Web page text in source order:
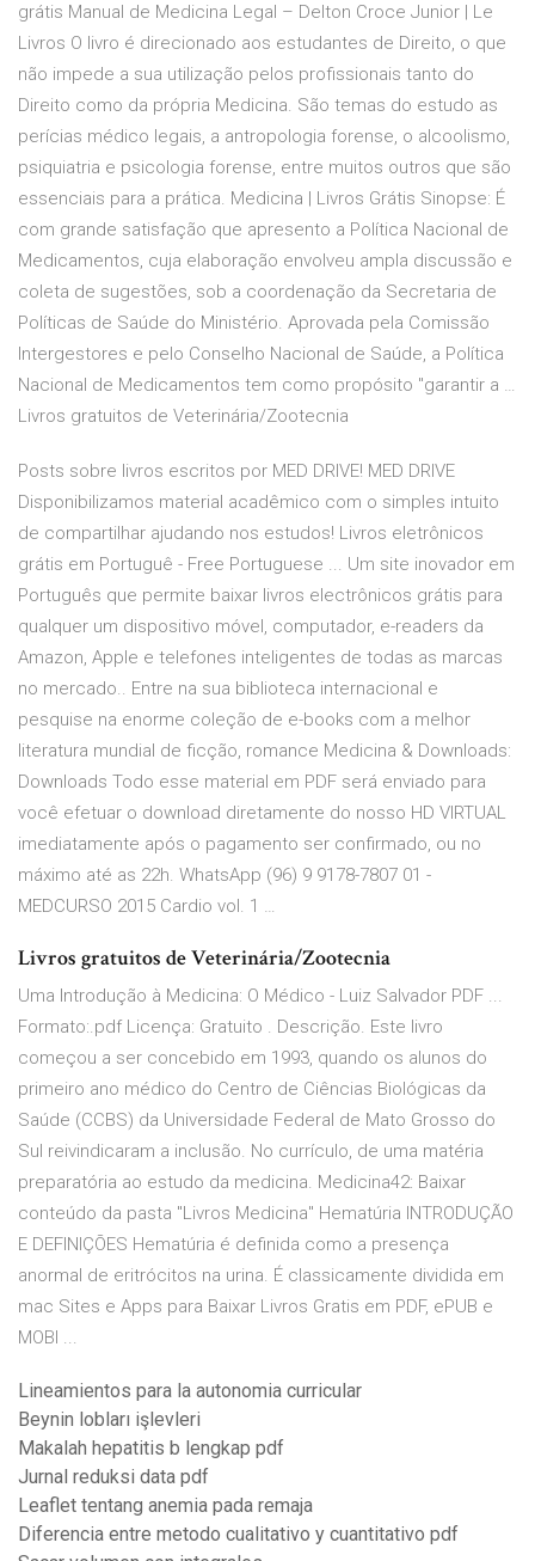
grátis Manual de Medicina Legal – Delton Croce Junior | Le
Livros O livro é direcionado aos estudantes de Direito, o que
não impede a sua utilização pelos profissionais tanto do
Direito como da própria Medicina. São temas do estudo as
perícias médico legais, a antropologia forense, o alcoolismo,
psiquiatria e psicologia forense, entre muitos outros que são
essenciais para a prática. Medicina | Livros Grátis Sinopse: É
com grande satisfação que apresento a Política Nacional de
Medicamentos, cuja elaboração envolveu ampla discussão e
coleta de sugestões, sob a coordenação da Secretaria de
Políticas de Saúde do Ministério. Aprovada pela Comissão
Intergestores e pelo Conselho Nacional de Saúde, a Política
Nacional de Medicamentos tem como propósito "garantir a …
Livros gratuitos de Veterinária/Zootecnia
Posts sobre livros escritos por MED DRIVE! MED DRIVE
Disponibilizamos material acadêmico com o simples intuito
de compartilhar ajudando nos estudos! Livros eletrônicos
grátis em Portuguê - Free Portuguese ... Um site inovador em
Português que permite baixar livros electrônicos grátis para
qualquer um dispositivo móvel, computador, e-readers da
Amazon, Apple e telefones inteligentes de todas as marcas
no mercado.. Entre na sua biblioteca internacional e
pesquise na enorme coleção de e-books com a melhor
literatura mundial de ficção, romance Medicina & Downloads:
Downloads Todo esse material em PDF será enviado para
você efetuar o download diretamente do nosso HD VIRTUAL
imediatamente após o pagamento ser confirmado, ou no
máximo até as 22h. WhatsApp (96) 9 9178-7807 01 -
MEDCURSO 2015 Cardio vol. 1 …
Livros gratuitos de Veterinária/Zootecnia
Uma Introdução à Medicina: O Médico - Luiz Salvador PDF ...
Formato:.pdf Licença: Gratuito . Descrição. Este livro
começou a ser concebido em 1993, quando os alunos do
primeiro ano médico do Centro de Ciências Biológicas da
Saúde (CCBS) da Universidade Federal de Mato Grosso do
Sul reivindicaram a inclusão. No currículo, de uma matéria
preparatória ao estudo da medicina. Medicina42: Baixar
conteúdo da pasta "Livros Medicina" Hematúria INTRODUÇÃO
E DEFINIÇÕES Hematúria é definida como a presença
anormal de eritrócitos na urina. É classicamente dividida em
mac Sites e Apps para Baixar Livros Gratis em PDF, ePUB e
MOBI ...
Lineamientos para la autonomia curricular
Beynin lobları işlevleri
Makalah hepatitis b lengkap pdf
Jurnal reduksi data pdf
Leaflet tentang anemia pada remaja
Diferencia entre metodo cualitativo y cuantitativo pdf